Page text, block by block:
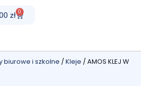
zł 0
Cart
biurowe i szkolne /Kleje / AMOS KLEJ W